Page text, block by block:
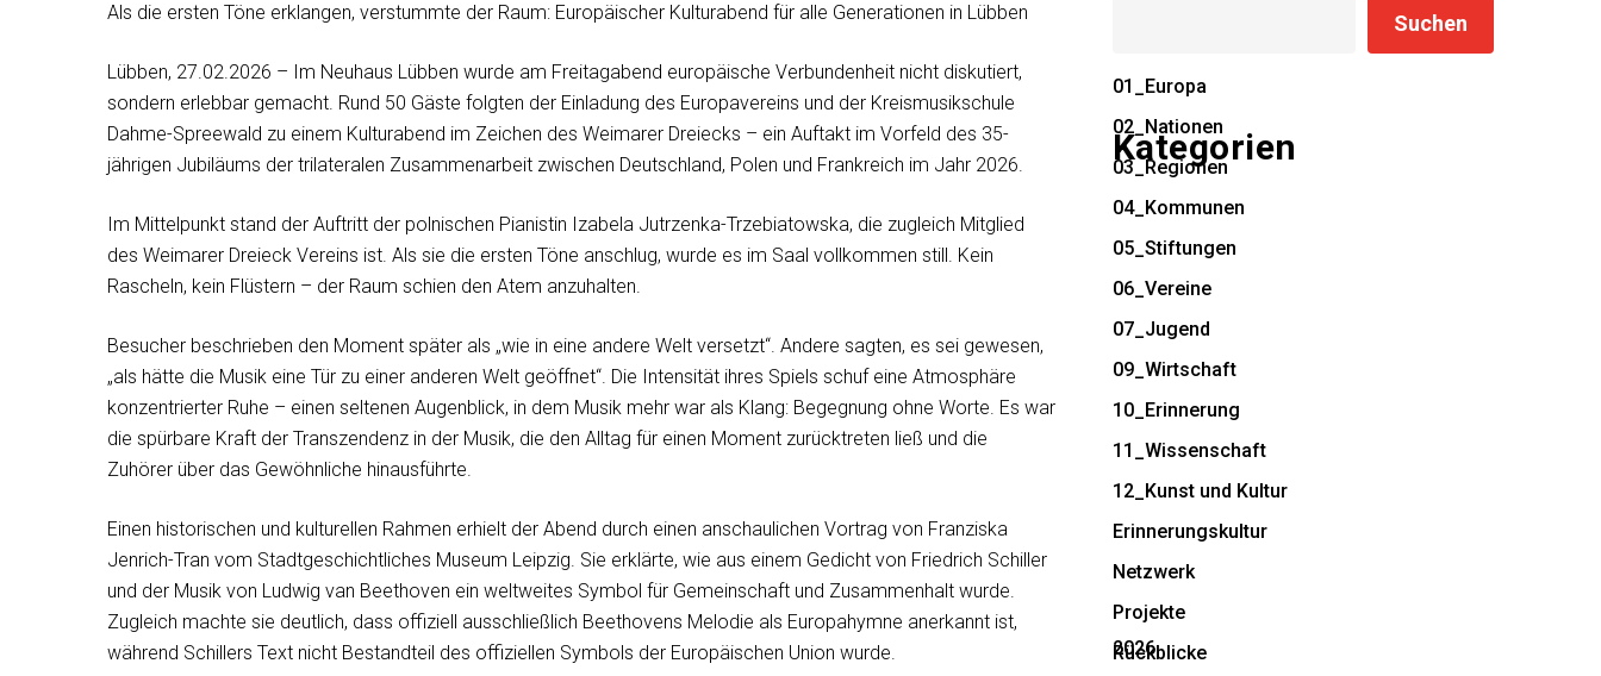
Als die ersten Töne erklangen, verstummte der Raum: Europäischer Kulturabend für alle Generationen in Lübben
Lübben, 27.02.2026 – Im Neuhaus Lübben wurde am Freitagabend europäische Verbundenheit nicht diskutiert,
sondern erlebbar gemacht. Rund 50 Gäste folgten der Einladung des Europavereins und der Kreismusikschule
Dahme-Spreewald zu einem Kulturabend im Zeichen des Weimarer Dreiecks – ein Auftakt im Vorfeld des 35-
jährigen Jubiläums der trilateralen Zusammenarbeit zwischen Deutschland, Polen und Frankreich im Jahr 2026.
Im Mittelpunkt stand der Auftritt der polnischen Pianistin Izabela Jutrzenka-Trzebiatowska, die zugleich Mitglied
des Weimarer Dreieck Vereins ist. Als sie die ersten Töne anschlug, wurde es im Saal vollkommen still. Kein
Rascheln, kein Flüstern – der Raum schien den Atem anzuhalten.
Besucher beschrieben den Moment später als „wie in eine andere Welt versetzt“. Andere sagten, es sei gewesen,
„als hätte die Musik eine Tür zu einer anderen Welt geöffnet“. Die Intensität ihres Spiels schuf eine Atmosphäre
konzentrierter Ruhe – einen seltenen Augenblick, in dem Musik mehr war als Klang: Begegnung ohne Worte. Es war
die spürbare Kraft der Transzendenz in der Musik, die den Alltag für einen Moment zurücktreten ließ und die
Zuhörer über das Gewöhnliche hinausführte.
Einen historischen und kulturellen Rahmen erhielt der Abend durch einen anschaulichen Vortrag von Franziska
Jenrich-Tran vom Stadtgeschichtliches Museum Leipzig. Sie erklärte, wie aus einem Gedicht von Friedrich Schiller
und der Musik von Ludwig van Beethoven ein weltweites Symbol für Gemeinschaft und Zusammenhalt wurde.
Zugleich machte sie deutlich, dass offiziell ausschließlich Beethovens Melodie als Europahymne anerkannt ist,
während Schillers Text nicht Bestandteil des offiziellen Symbols der Europäischen Union wurde.
Suchen
Kategorien
01_Europa
02_Nationen
03_Regionen
04_Kommunen
05_Stiftungen
06_Vereine
07_Jugend
09_Wirtschaft
10_Erinnerung
11_Wissenschaft
12_Kunst und Kultur
Erinnerungskultur
Netzwerk
Projekte
Rückblicke
2026